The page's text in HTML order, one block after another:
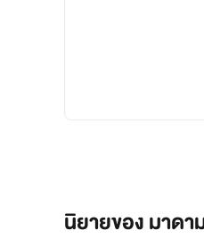
" เงียบ .... ถ้าเ
นิยายของ มาดา